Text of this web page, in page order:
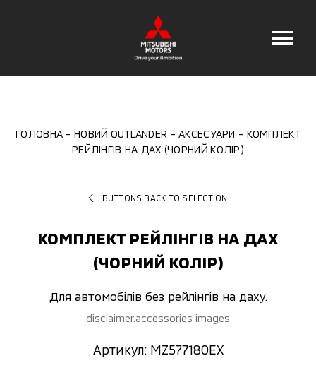
ГОЛОВНА НОВИЙ OUTLANDER АКСЕСУАРИ
КОМПЛЕКТ
РЕЙЛІНГІВ НА ДАХ (ЧОРНИЙ КОЛІР)
BUTTONS.BACK TO SELECTION
КОМПЛЕКТ РЕЙЛІНГІВ НА ДАХ
(ЧОРНИЙ КОЛІР)
Для автомобілів без рейлінгів на даху.
disclaimer.accessories images
Артикул: MZ577180EX